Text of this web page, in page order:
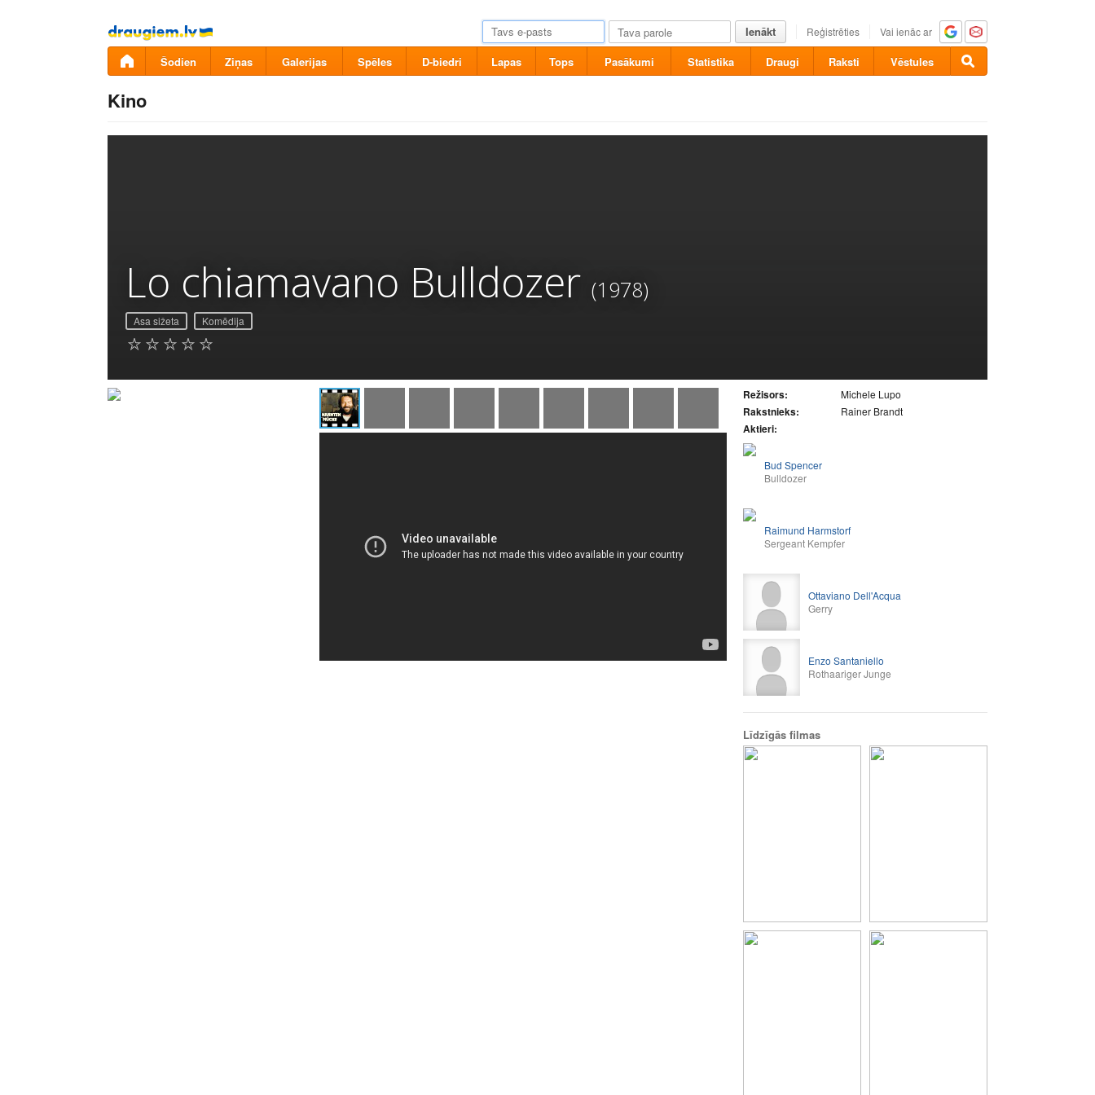
Pāriet
uz
saturu
Ienākt Reģistrēties Vai ienāc ar
Šodien Ziņas Galerijas Spēles D-biedri Lapas Tops Pasākumi Statistika Draugi Raksti Vēstules
Kino
Lo chiamavano Bulldozer (1978)
Asa sižeta Komēdija
Režisors: Michele Lupo
Rakstnieks: Rainer Brandt
Aktieri:
Bud Spencer
Bulldozer
Raimund Harmstorf
Sergeant Kempfer
Ottaviano Dell'Acqua
Gerry
Enzo Santaniello
Rothaariger Junge
Līdzīgās filmas